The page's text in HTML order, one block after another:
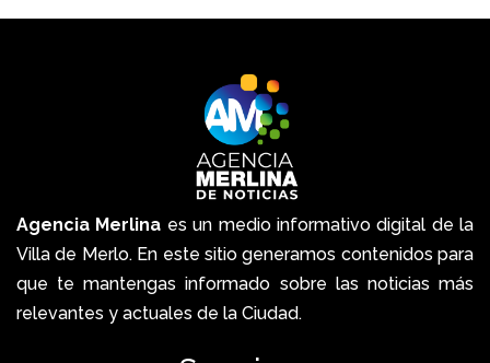
Agencia Merlina es un medio informativo digital de la
Villa de Merlo. En este sitio generamos contenidos para
que te mantengas informado sobre las noticias más
relevantes y actuales de la Ciudad.